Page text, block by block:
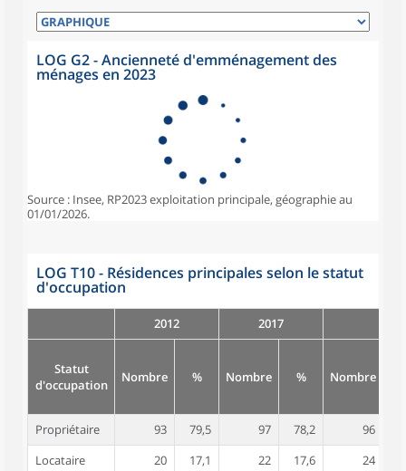
LOG G2 - Ancienneté d'emménagement des
ménages en 2023
Source : Insee, RP2023 exploitation principale, géographie au
01/01/2026.
LOG T10 - Résidences principales selon le statut
d'occupation
2012 2017
Statut
d'occupation
Nombre % Nombre % Nombre
Propriétaire 93 79,5 97 78,2 96
Locataire
20 17,1 22 17,6 24